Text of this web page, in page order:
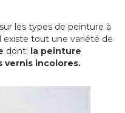
les types de peinture à
existe tout une variété de
dont: la peinture
vernis incolores.